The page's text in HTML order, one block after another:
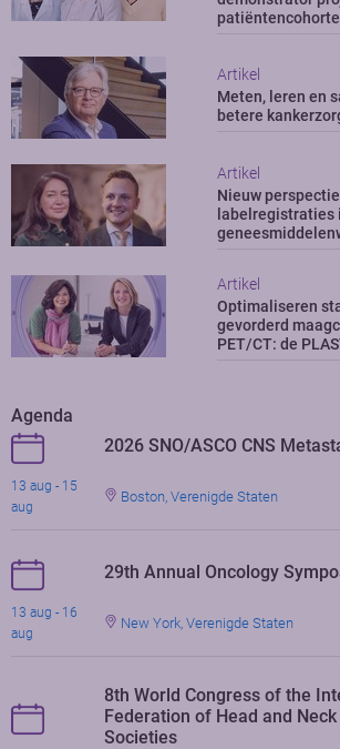
Artikel
Meten, leren en
betere
Artikel
Nieuw
labelregistraties
Artikel
Optimaliseren
gevorderd
PET/CT: de
Agenda
2026 SNO/ASCO CNS
13 aug - 15
aug
Boston, Verenigde Staten
29th Annual Oncology
13 aug - 16
aug
New York, Verenigde Staten
8th World Congress of the
Federation of Head and
Societies